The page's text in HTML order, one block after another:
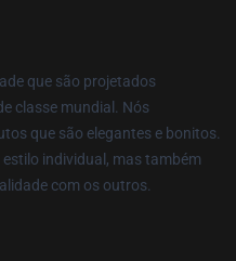
que são projetados
classe mundial. Nós
que são elegantes e bonitos.
individual, mas também
com os outros.